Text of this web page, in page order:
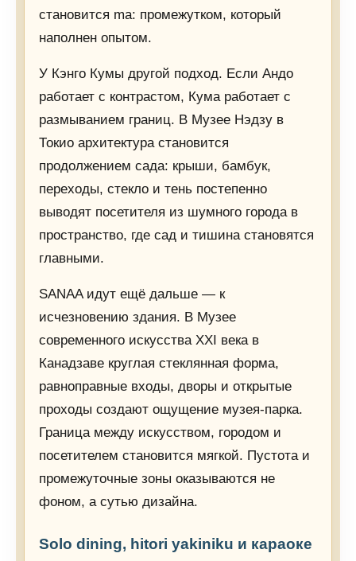
становится ma: промежутком, который
наполнен опытом.
У Кэнго Кумы другой подход. Если Андо
работает с контрастом, Кума работает с
размыванием границ. В Музее Нэдзу в
Токио архитектура становится
продолжением сада: крыши, бамбук,
переходы, стекло и тень постепенно
выводят посетителя из шумного города в
пространство, где сад и тишина становятся
главными.
SANAA идут ещё дальше — к
исчезновению здания. В Музее
современного искусства XXI века в
Канадзаве круглая стеклянная форма,
равноправные входы, дворы и открытые
проходы создают ощущение музея-парка.
Граница между искусством, городом и
посетителем становится мягкой. Пустота и
промежуточные зоны оказываются не
фоном, а сутью дизайна.
Solo dining, hitori yakiniku и караоке